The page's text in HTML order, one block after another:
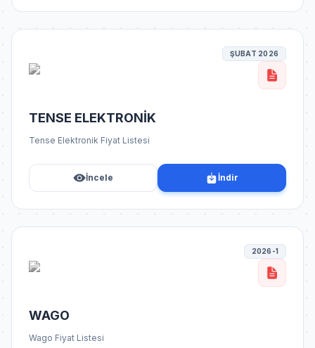
ŞUBAT 2026
TENSE ELEKTRONİK
Tense Elektronik Fiyat Listesi
İncele İndir
2026-1
WAGO
Wago Fiyat Listesi